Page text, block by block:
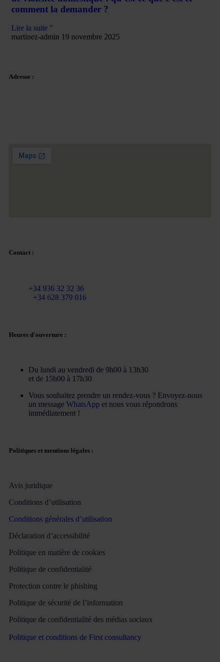
comment la demander ?
Lire la suite "
martinez-admin 19 novembre 2025
Adresse :
Contact :
+34 936 32 32 36
+34 628 379 016
Heures d'ouverture :
Du lundi au vendredi de 9h00 à 13h30
et de 15h00 à 17h30
Vous souhaitez prendre un rendez-vous ? Envoyez-nous
un message WhatsApp et nous vous répondrons
immédiatement !
Politiques et mentions légales :
Avis juridique
Conditions d’utilisation
Conditions générales d’utilisation
Déclaration d’accessibilité
Politique en matière de cookies
Politique de confidentialité
Protection contre le phishing
Politique de sécurité de l’information
Politique de confidentialité des médias sociaux
Politique et conditions de First consultancy